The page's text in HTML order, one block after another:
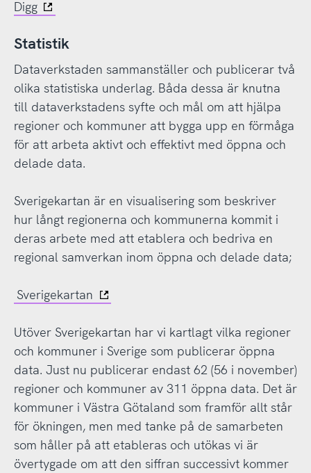
Digg
Statistik
Dataverkstaden sammanställer och publicerar två
olika statistiska underlag. Båda dessa är knutna
till dataverkstadens syfte och mål om att hjälpa
regioner och kommuner att bygga upp en förmåga
för att arbeta aktivt och effektivt med öppna och
delade data.
Sverigekartan är en visualisering som beskriver
hur långt regionerna och kommunerna kommit i
deras arbete med att etablera och bedriva en
regional samverkan inom öppna och delade data;
Sverigekartan
Utöver Sverigekartan har vi kartlagt vilka regioner
och kommuner i Sverige som publicerar öppna
data. Just nu publicerar endast 62 (56 i november)
regioner och kommuner av 311 öppna data. Det är
kommuner i Västra Götaland som framför allt står
för ökningen, men med tanke på de samarbeten
som håller på att etableras och utökas vi är
övertygade om att den siffran successivt kommer